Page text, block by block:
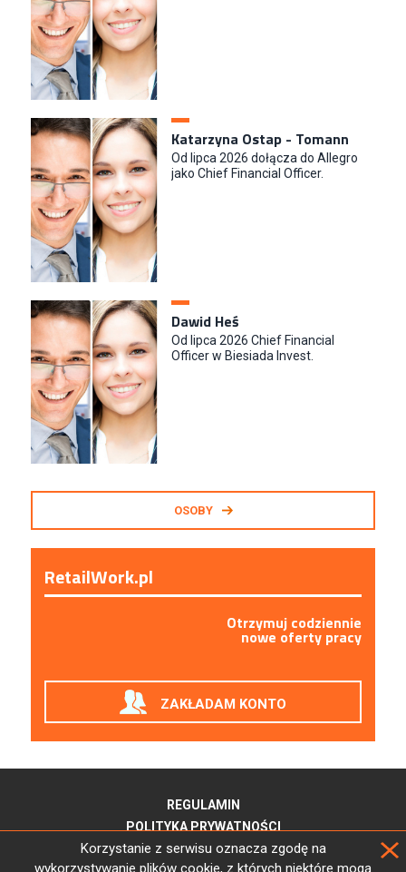
Katarzyna Ostap - Tomann
Od lipca 2026 dołącza do Allegro
jako Chief Financial Officer.
Dawid Heś
Od lipca 2026 Chief Financial
Officer w Biesiada Invest.
OSOBY
RetailWork.pl
Otrzymuj codziennie
nowe oferty pracy
ZAKŁADAM KONTO
REGULAMIN
POLITYKA PRYWATNOŚCI
Korzystanie z serwisu oznacza zgodę na
wykorzystywanie plików cookie, z których niektóre mogą